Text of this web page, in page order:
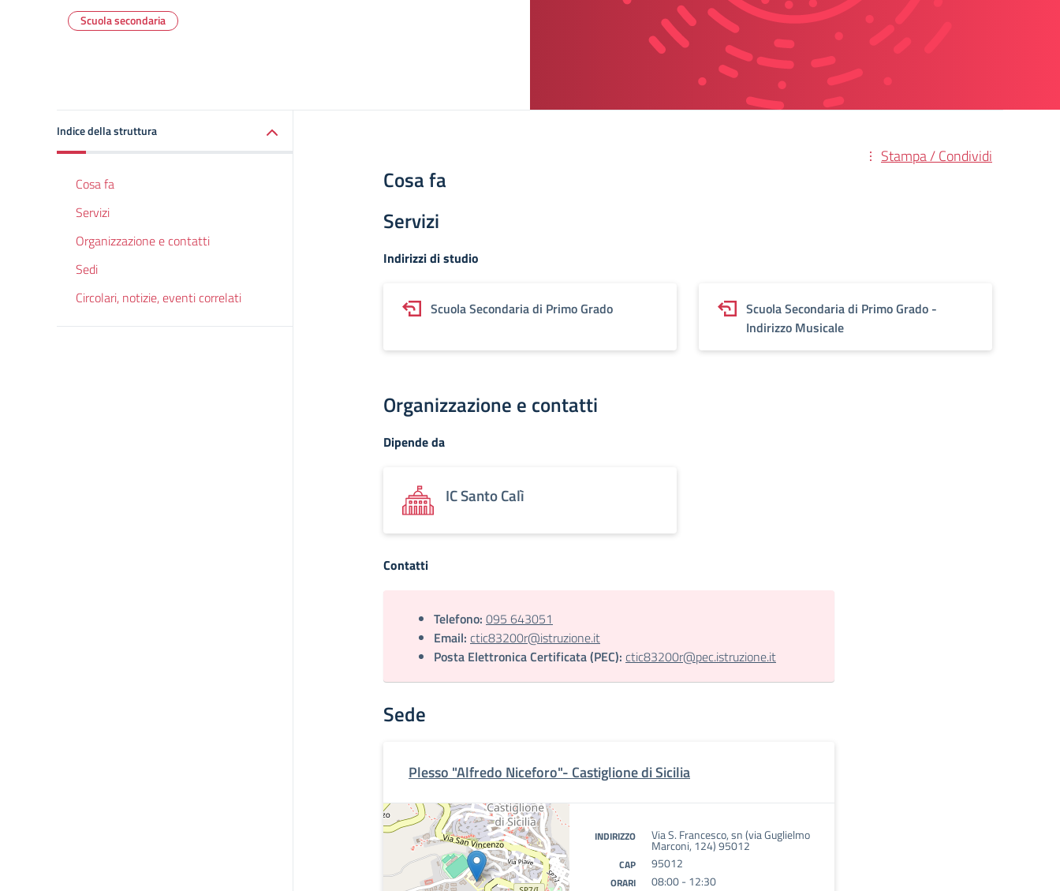
Scuola secondaria
Indice della struttura
Cosa fa
Servizi
Organizzazione e contatti
Sedi
Circolari, notizie, eventi correlati
Stampa / Condividi
Cosa fa
Servizi
Indirizzi di studio
Scuola Secondaria di Primo Grado
Scuola Secondaria di Primo Grado -
Indirizzo Musicale
Organizzazione e contatti
Dipende da
IC Santo Calì
Contatti
Telefono: 095 643051
Email: ctic83200r@istruzione.it
Posta Elettronica Certificata (PEC): ctic83200r@pec.istruzione.it
Sede
Plesso "Alfredo Niceforo"- Castiglione di Sicilia
INDIRIZZO Via S. Francesco, sn (via Guglielmo
Marconi, 124) 95012
CAP 95012
ORARI 08:00 - 12:30